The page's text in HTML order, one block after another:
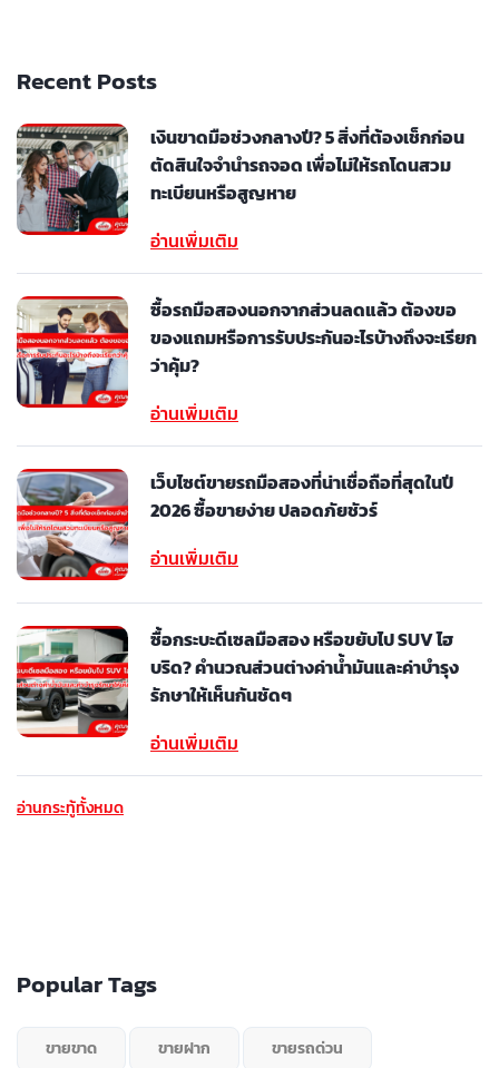
Recent Posts
เงินขาดมือช่วงกลางปี? 5 สิ่งที่ต้องเช็กก่อน
ตัดสินใจจำนำรถจอด เพื่อไม่ให้รถโดนสวม
ทะเบียนหรือสูญหาย
อ่านเพิ่มเติม
ซื้อรถมือสองนอกจากส่วนลดแล้ว ต้องขอ
ของแถมหรือการรับประกันอะไรบ้างถึงจะเรียก
ว่าคุ้ม?
อ่านเพิ่มเติม
เว็บไซต์ขายรถมือสองที่น่าเชื่อถือที่สุดในปี
2026 ซื้อขายง่าย ปลอดภัยชัวร์
อ่านเพิ่มเติม
ซื้อกระบะดีเซลมือสอง หรือขยับไป SUV ไฮ
บริด? คำนวณส่วนต่างค่าน้ำมันและค่าบำรุง
รักษาให้เห็นกันชัดๆ
อ่านเพิ่มเติม
อ่านกระทู้ทั้งหมด
Popular Tags
ขายขาด ขายฝาก ขายรถด่วน